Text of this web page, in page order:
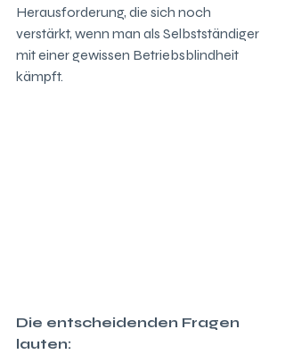
Herausforderung, die sich noch
verstärkt, wenn man als Selbstständiger
mit einer gewissen Betriebsblindheit
kämpft.
Die entscheidenden Fragen
lauten: